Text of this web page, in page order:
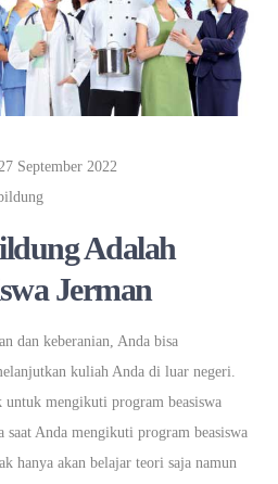
September 2022
Adalah
Jerman
dan keberanian, Anda bisa
kuliah Anda di luar negeri.
mengikuti program beasiswa
saat Anda mengikuti program beasiswa
hanya akan belajar teori saja namun